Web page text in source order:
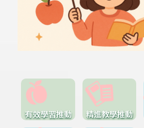
有效學習推動 精進教學推動